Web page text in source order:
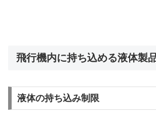
飛行機内に持ち込める液体製
液体の持ち込み制限